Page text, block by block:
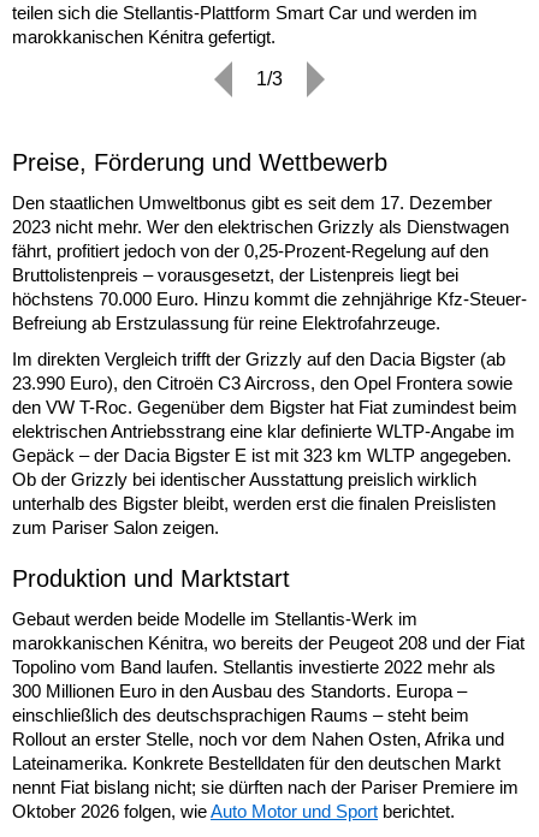
teilen sich die Stellantis-Plattform Smart Car und werden im
marokkanischen Kénitra gefertigt.
1/3
Preise, Förderung und Wettbewerb
Den staatlichen Umweltbonus gibt es seit dem 17. Dezember
2023 nicht mehr. Wer den elektrischen Grizzly als Dienstwagen
fährt, profitiert jedoch von der 0,25-Prozent-Regelung auf den
Bruttolistenpreis – vorausgesetzt, der Listenpreis liegt bei
höchstens 70.000 Euro. Hinzu kommt die zehnjährige Kfz-Steuer-
Befreiung ab Erstzulassung für reine Elektrofahrzeuge.
Im direkten Vergleich trifft der Grizzly auf den Dacia Bigster (ab
23.990 Euro), den Citroën C3 Aircross, den Opel Frontera sowie
den VW T-Roc. Gegenüber dem Bigster hat Fiat zumindest beim
elektrischen Antriebsstrang eine klar definierte WLTP-Angabe im
Gepäck – der Dacia Bigster E ist mit 323 km WLTP angegeben.
Ob der Grizzly bei identischer Ausstattung preislich wirklich
unterhalb des Bigster bleibt, werden erst die finalen Preislisten
zum Pariser Salon zeigen.
Produktion und Marktstart
Gebaut werden beide Modelle im Stellantis-Werk im
marokkanischen Kénitra, wo bereits der Peugeot 208 und der Fiat
Topolino vom Band laufen. Stellantis investierte 2022 mehr als
300 Millionen Euro in den Ausbau des Standorts. Europa –
einschließlich des deutschsprachigen Raums – steht beim
Rollout an erster Stelle, noch vor dem Nahen Osten, Afrika und
Lateinamerika. Konkrete Bestelldaten für den deutschen Markt
nennt Fiat bislang nicht; sie dürften nach der Pariser Premiere im
Oktober 2026 folgen, wieAuto Motor und Sport berichtet.